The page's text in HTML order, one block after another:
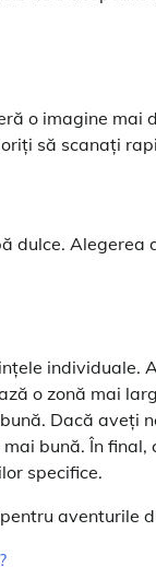
o imagine
să scanați
dulce. Alegerea
individuale.
o zonă mai
Dacă aveți
bună. În final,
specifice.
aventurile